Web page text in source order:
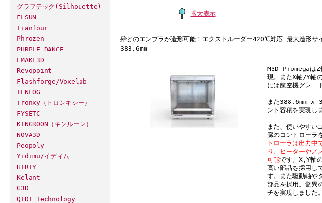
グラフテック(Silhouette)
FLSUN
Tianfour
Phrozen
PURPLE DANCE
EMAKE3D
Revopoint
Flashforge/Voxelab
TENLOG
Tronxy（トロンキシー）
FYSETC
KINGROON（キンルーン）
NOVA3D
Peopoly
Yidimu/イディム
HIRTY
Kelant
G3D
QIDI Technology
拡大表示
殆どのエンプラが造形可能！エクストルーダー420℃対応 最大造形
388.6mm
M3D_Promegaは
現。またX軸/Y軸
には航空機グレー
また388.6mm x
ント容積を実現し
また、使いやすい
臓のコントローラ
トローラは出力中
り、ヒーターやノ
可能です。X,Y軸
高い部品を採用し
す。また駆動軸や
部品を採用。驚異
チを実現しました。